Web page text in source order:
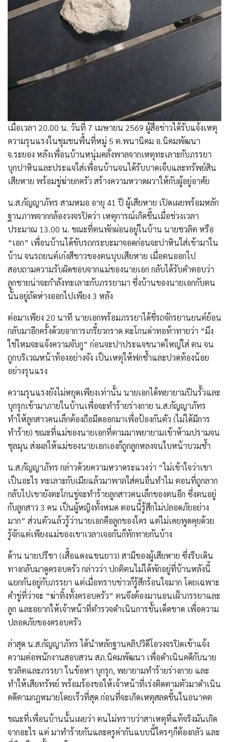
​เมื่อเวลา 20.00 น. วันที่ 7 เมษายน 2569 ผู้สื่อข่าวได้รับแจ้งเหตุ
ความรุนแรงในชุมชนพื้นที่หมู่ 5 ต.พนานิคม อ.นิคมพัฒนา
จ.ระยอง หลังเพื่อนบ้านหนุ่มคลั่งพาลจากเหตุทะเลาะกับภรรยา
บุกปาหินและประแจใส่เพื่อนบ้านจนได้รับบาดเจ็บและทรัพย์สิน
เสียหาย พร้อมขู่ฆ่ายกครัว สร้างความหวาดผวาให้กับผู้อยู่อาศัย
​น.ส.กัญญาภัทร สามหมอ อายุ 41 ปี ผู้เสียหาย เปิดเผยพร้อมหลัก
ฐานภาพจากกล้องวงจรปิดว่า เหตุการณ์เกิดขึ้นเมื่อช่วงเวลา
ประมาณ 13.00 น. ขณะที่ตนพักผ่อนอยู่ในบ้าน นายชวลิต หรือ
“เอก” เพื่อนบ้านได้ขับรถกระบะมาจอดก่อนจะปาหินใส่เข้ามาใน
บ้าน จนรถยนต์เก๋งสีขาวของตนบุบเสียหาย เมื่อตนออกไป
สอบถามความรับผิดชอบจากแม่ของนายเอก กลับได้รับคำตอบว่า
ลูกชายน่าจะกำลังทะเลาะกับภรรยามา ซึ่งบ้านของนายเอกกับตน
นั้นอยู่ถัดห่างออกไปเพียง 3 หลัง
​ต่อมาเพียง 20 นาที นายเอกพร้อมภรรยาได้ขี่รถจักรยานยนต์ย้อน
กลับมาอีกครั้งด้วยอาการเกรี้ยวกราด ตะโกนด่าทอท้าทายว่า “มึง
ใช่ไหมจะแจ้งความจับกู” ก่อนจะปาประแจขนาดใหญ่ใส่ ตน จน
ถูกบริเวณหน้าท้องอย่างจัง เป็นเหตุให้ฟกช้ำและปวดท้องน้อย
อย่างรุนแรง
​ความรุนแรงยังไม่หยุดเพียงเท่านั้น นายเอกได้พยายามปีนรั้วและ
บุกรุกเข้ามาภายในบ้านเพื่อจะทำร้ายร่างกาย น.ส.กัญญาภัทร
ทำให้ลูกสาวคนเล็กต้องถือมีดออกมาเพื่อป้องกันตัว (ไม่ได้มีการ
ทำร้าย) ขณะที่แม่ของนายเอกที่ตามมาพยายามเข้าห้ามปรามจน
ชุลมุน ส่งผลให้แม่ของนายเอกเองก็ถูกลูกหลงจนใบหน้าบวมช้ำ
​น.ส.กัญญาภัทร กล่าวด้วยความหวาดระแวงว่า “ไม่เข้าใจว่าเขา
เป็นอะไร ทะเลาะกับเมียแล้วมาพาลใส่คนอื่นทำไม ตอนที่ถูกลาก
กลับไปเขายังตะโกนขู่จะทำร้ายลูกสาวคนเล็กของตนอีก ซึ่งตนอยู่
กับลูกสาว 3 คน เป็นผู้หญิงทั้งหมด ตอนนี้รู้สึกไม่ปลอดภัยอย่าง
มาก” ส่วนตัวแล้วรู้ว่านายเอกคือลูกของใคร แต่ไม่เคยพูดคุยด้วย
รู้จักแต่เพียงแม่ของเขาเวลาเจอกันก็ทักทายกันบ้าง
ด้าน นายปรีชา (เสื้อแดงแขนยาว) สามีของผู้เสียหาย ซึ่งรีบเดิน
ทางกลับมาดูครอบครัว กล่าวว่า ปกติตนไม่ได้พักอยู่ที่บ้านหลังนี้
แยกกันอยู่กับภรรยา แต่เมื่อทราบข่าวก็รู้สึกร้อนใจมาก โดยเฉพาะ
คำขู่ที่ว่าจะ “ฆ่าทิ้งทั้งครอบครัว” ตนจึงต้องมานอนเฝ้าภรรยาและ
ลูก และอยากให้เจ้าหน้าที่ตำรวจดำเนินการขั้นเด็ดขาด เพื่อความ
ปลอดภัยของครอบครัว
​ล่าสุด น.ส.กัญญาภัทร ได้นำหลักฐานคลิปวิดีโอวงจรปิดเข้าแจ้ง
ความต่อพนักงานสอบสวน สภ.นิคมพัฒนา เพื่อดำเนินคดีกับนาย
ชวลิตและภรรยา ในข้อหา บุกรุก, พยายามทำร้ายร่างกาย และ
ทำให้เสียทรัพย์ พร้อมร้องขอให้เจ้าหน้าที่เร่งติดตามตัวมาดำเนิน
คดีตามกฎหมายโดยเร็วที่สุด ก่อนที่จะเกิดเหตุสลดขึ้นในอนาคต
ขณะที่เพื่อนบ้านนั้นเผยว่า ตนไม่ทราบว่าสาเหตุที่แท้จริงมันเกิด
จากอะไร แต่ มาทำร้ายกันและครูค่ากันแบบนี้ใครๆก็ต้องกลัว และ